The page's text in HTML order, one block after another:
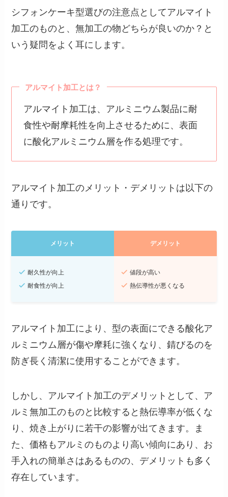
シフォンケーキ型選びの注意点としてアルマイト
加工のものと、無加工の物どちらが良いのか？と
いう疑問をよく耳にします。
アルマイト加工とは？
アルマイト加工は、アルミニウム製品に耐
食性や耐摩耗性を向上させるために、表面
に酸化アルミニウム層を作る処理です。
アルマイト加工のメリット・デメリットは以下の
通りです。
メリット デメリット
耐久性が向上
耐食性が向上
値段が高い
熱伝導性が悪くなる
アルマイト加工により、型の表面にできる酸化ア
ルミニウム層が傷や摩耗に強くなり、錆びるのを
防ぎ長く清潔に使用することができます。
しかし、アルマイト加工のデメリットとして、ア
ルミ無加工のものと比較すると熱伝導率が低くな
り、焼き上がりに若干の影響が出てきます。ま
た、価格もアルミのものより高い傾向にあり、お
手入れの簡単さはあるものの、デメリットも多く
存在しています。